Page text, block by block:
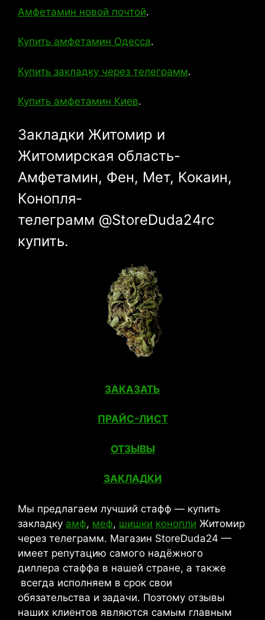
Амфетамин новой почтой.
Купить амфетамин Одесса.
Купить закладку через телеграмм.
Купить амфетамин Киев.
Закладки Житомир и
Житомирская область-
Амфетамин, Фен, Мет, Кокаин,
Конопля-
телеграмм @StoreDuda24rc
купить.
ЗАКАЗАТЬ
ПРАЙС-ЛИСТ
ОТЗЫВЫ
ЗАКЛАДКИ
Мы предлагаем лучший стафф — купить
закладку амф, меф, шишки конопли Житомир
через телеграмм. Магазин StoreDuda24 —
имеет репутацию самого надёжного
диллера стаффа в нашей стране, а также
всегда исполняем в срок свои
обязательства и задачи. Поэтому отзывы
наших клиентов являются самым главным